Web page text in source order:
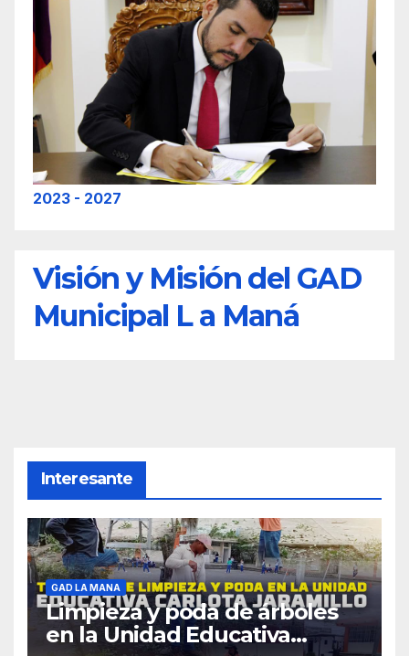
2023 - 2027
Visión y Misión del GAD
Municipal L a Maná
Interesante
GAD LA MANA
Limpieza y poda de árboles
en la Unidad Educativa